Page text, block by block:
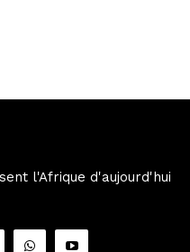
l'Afrique d'aujourd'hui